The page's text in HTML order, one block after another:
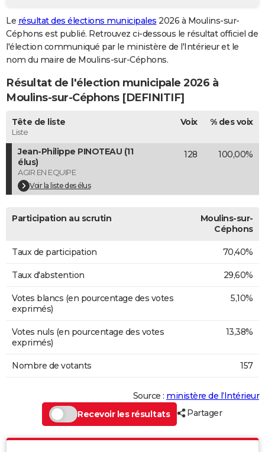
GUIDES D'ACHAT
BONS PLANS
CARTE DE VOEUX
Dictionnaire
Biographies
Citations
Expressions
Proverbes
PROGRAMME TV
COPAINS D'AVANT
S'inscrire
Se connecter
Lycées
Collèges
Primaires
Universités
Entreprises
Service militaire
Avis de recherche
AVIS DE DÉCÈS
Le résultat des élections municipales 2026 à Moulins-sur-
Céphons est publié. Retrouvez ci-dessous le résultat officiel de
l'élection communiqué par le ministère de l'Intérieur et le
nom du maire de Moulins-sur-Céphons.
Résultat de l'élection municipale 2026 à
Moulins-sur-Céphons [DEFINITIF]
Tête de liste
Liste
Voix % des voix
Jean-Philippe PINOTEAU (11
élus)
AGIR EN EQUIPE
Voir la liste des élus
128 100,00%
Participation au scrutin
Moulins-sur-
Céphons
Taux de participation 70,40%
Taux d'abstention 29,60%
Votes blancs (en pourcentage des votes
exprimés)
5,10%
Votes nuls (en pourcentage des votes
exprimés)
13,38%
Nombre de votants 157
Source : ministère de l’Intérieur
Recevoir les résultats
Partager